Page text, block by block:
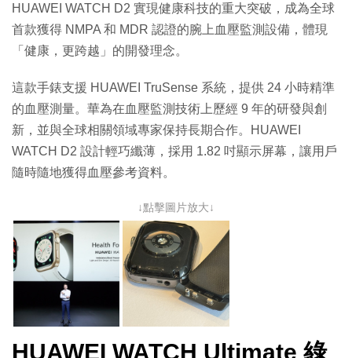
HUAWEI WATCH D2 實現健康科技的重大突破，成為全球
首款獲得 NMPA 和 MDR 認證的腕上血壓監測設備，體現
「健康，更跨越」的開發理念。
這款手錶支援 HUAWEI TruSense 系統，提供 24 小時精準
的血壓測量。華為在血壓監測技術上歷經 9 年的研發與創
新，並與全球相關領域專家保持長期合作。HUAWEI
WATCH D2 設計輕巧纖薄，採用 1.82 吋顯示屏幕，讓用戶
隨時隨地獲得血壓參考資料。
↓點擊圖片放大↓
HUAWEI WATCH Ultimate 綠